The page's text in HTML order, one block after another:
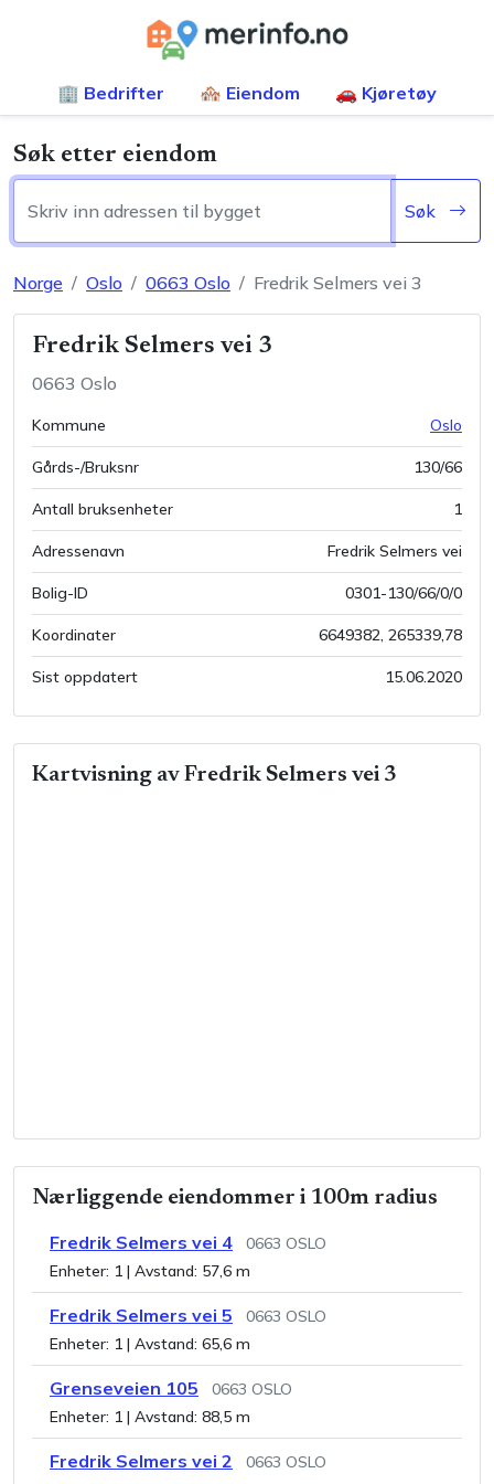
🏢 Bedrifter 🏘️ Eiendom 🚗 Kjøretøy
Søk etter eiendom
Søk
Norge Oslo 0663 Oslo Fredrik Selmers vei 3
Fredrik Selmers vei 3
0663 Oslo
Kommune Oslo
Gårds-/Bruksnr 130/66
Antall bruksenheter 1
Adressenavn Fredrik Selmers vei
Bolig-ID 0301-130/66/0/0
Koordinater 6649382, 265339,78
Sist oppdatert 15.06.2020
Kartvisning av Fredrik Selmers vei 3
Nærliggende eiendommer i 100m radius
Fredrik Selmers vei 4
0663 OSLO
Enheter: 1 | Avstand: 57,6 m
Fredrik Selmers vei 5 0663 OSLO
Enheter: 1 | Avstand: 65,6 m
Grenseveien 105 0663 OSLO
Enheter: 1 | Avstand: 88,5 m
Fredrik Selmers vei 2 0663 OSLO